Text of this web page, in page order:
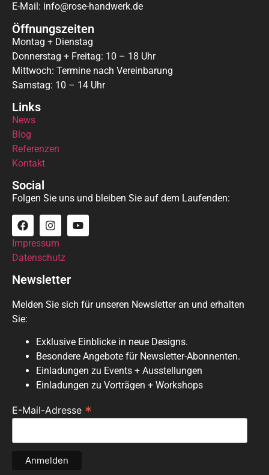
E-Mail: info@rose-handwerk.de
Öffnungszeiten
Montag + Dienstag
Donnerstag + Freitag: 10 – 18 Uhr
Mittwoch: Termine nach Vereinbarung
Samstag: 10 – 14 Uhr
Links
News
Blog
Referenzen
Kontakt
Social
Folgen Sie uns und bleiben Sie auf dem Laufenden:
Impressum
Datenschutz
Newsletter
Melden Sie sich für unseren Newsletter an und erhalten
Sie:
Exklusive Einblicke in neue Designs.
Besondere Angebote für Newsletter-Abonnenten.
Einladungen zu Events + Ausstellungen
Einladungen zu Vorträgen + Workshops
E-Mail-Adresse *